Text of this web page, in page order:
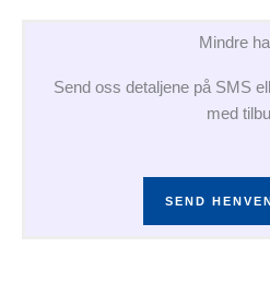
Mindre
Send oss detaljene på SMS
med
SEND